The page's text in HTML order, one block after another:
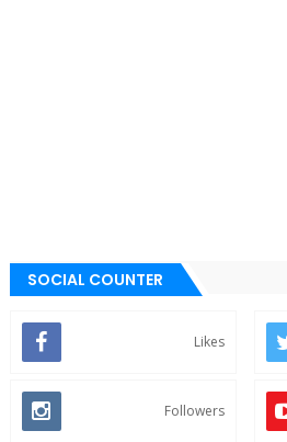
SOCIAL COUNTER
Likes
Followers